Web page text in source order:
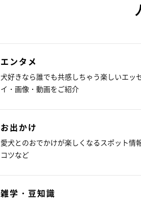
エンタメ
犬好きなら誰でも共感しちゃう楽しいエッ
イ・画像・動画をご紹介
お出かけ
愛犬とのおでかけが楽しくなるスポット情
コツなど
雑学・豆知識